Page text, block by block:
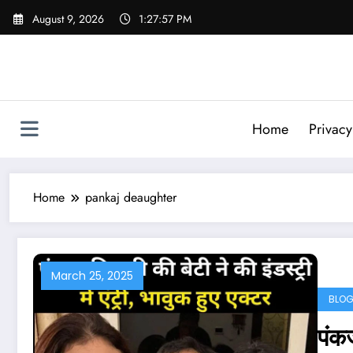
Skip
August 9, 2026 1:27:57 PM
Home
Home pankaj deaughter
March 25, 2025
BLOG